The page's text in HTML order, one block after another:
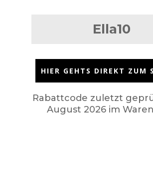
Ella10
HIER GEHTS DIREKT ZUM
Rabattcode zuletzt
August 2026 im